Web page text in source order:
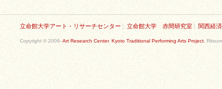
立命館大学アート・リサーチセンター 立命館大学 赤間研究室 関西経
Copyright © 2006-Art Research Center, Kyoto Traditional Performing Arts Project ,